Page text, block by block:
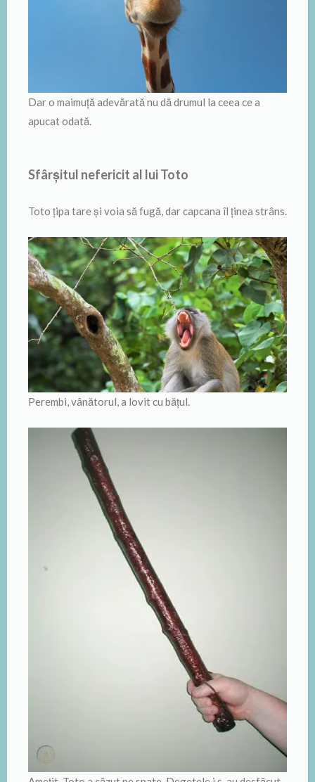
Dar o maimuţă adevărată nu dă drumul la ceea ce a
apucat odată.
Sfârșitul nefericit al lui Toto
Toto ţipa tare şi voia să fugă, dar capcana îl ţinea strâns.
Perembi, vânătorul, a lovit cu băţul.